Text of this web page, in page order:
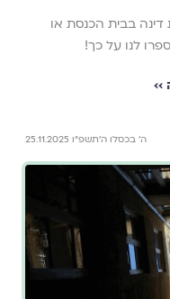
בבית הכנסת או
לנו על כך!
ה׳ בכסלו ה׳תשפ״ו 25.11.2025